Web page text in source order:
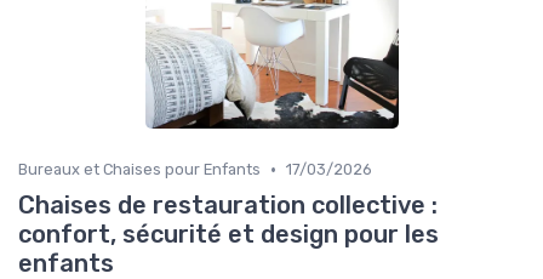
Bureaux et Chaises pour Enfants • 17/03/2026
Chaises de restauration collective :
confort, sécurité et design pour les
enfants